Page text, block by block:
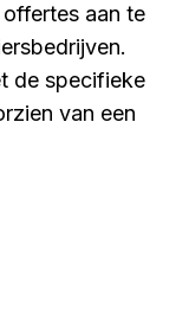
aan te
de specifieke
van een